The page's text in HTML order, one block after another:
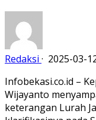
Redaksi · 2025-03-
Infobekasi.co.id –
Wijayanto
keterangan Lurah